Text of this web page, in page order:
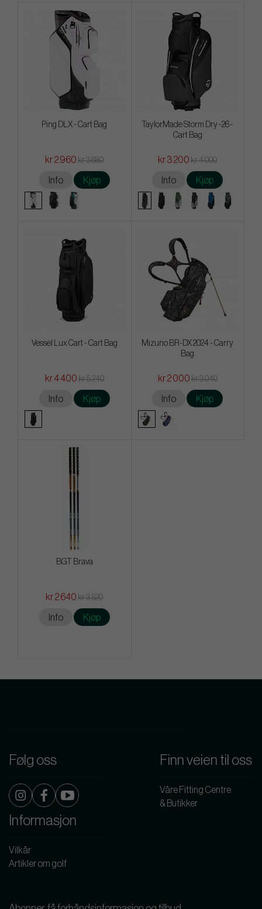
Ping DLX - Cart Bag
kr 2 960 kr 3 680
Info Kjøp
TaylorMade Storm Dry -26 -
Cart Bag
kr 3 200 kr 4 000
Info Kjøp
Vessel Lux Cart - Cart Bag
kr 4 400 kr 5 240
Info Kjøp
Mizuno BR-DX 2024 - Carry
Bag
kr 2 000 kr 3 040
Info Kjøp
BGT Brava
kr 2 640 kr 3 520
Info Kjøp
Følg oss Finn veien til oss
Våre Fitting Centre
& Butikker
Informasjon
Vilkår
Artikler om golf